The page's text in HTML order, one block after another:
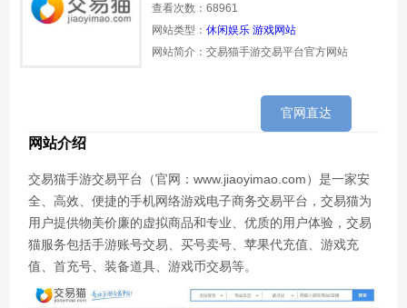
查看次数：68961
网站类型：休闲娱乐 游戏网站
网站简介：交易猫手游交易平台官方网站
官网直达
网站介绍
交易猫手游交易平台（官网：www.jiaoyimao.com）是一家安
全、高效、便捷的手机网络游戏电子商务交易平台，交易猫为
用户提供物美价廉的虚拟商品和专业、优质的用户体验，交易
猫服务包括手游账号交易、买号卖号、苹果代充值、游戏充
值、首充号、装备道具、游戏币交易等。